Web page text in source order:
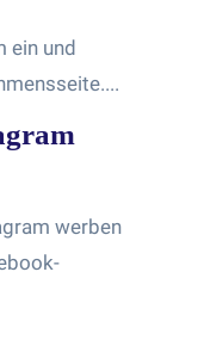
ein und
werben